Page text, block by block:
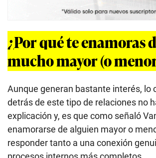
¿Por qué te enamoras
mucho mayor (o
Aunque generan bastante interés, lo
detrás de este tipo de relaciones no
explicación y, es que como señaló
enamorarse de alguien mayor o
responder tanto a una conexión